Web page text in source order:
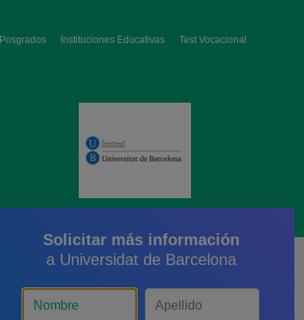
Posgrados Instituciones Educativas Test Vocacional
Solicitar más información
a Universidat de Barcelona